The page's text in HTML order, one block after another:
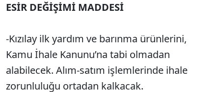
ESİR DEĞİŞİMİ MADDESİ
-Kızılay ilk yardım ve barınma ürünlerini,
Kamu İhale Kanunu’na tabi olmadan
alabilecek. Alım-satım işlemlerinde ihale
zorunluluğu ortadan kalkacak.